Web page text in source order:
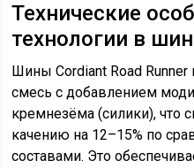
Технические
технологии в
Шины Cordiant Road
смесь с добавлением
кремнезёма (силики), что
качению на 12–15% по
составами. Это